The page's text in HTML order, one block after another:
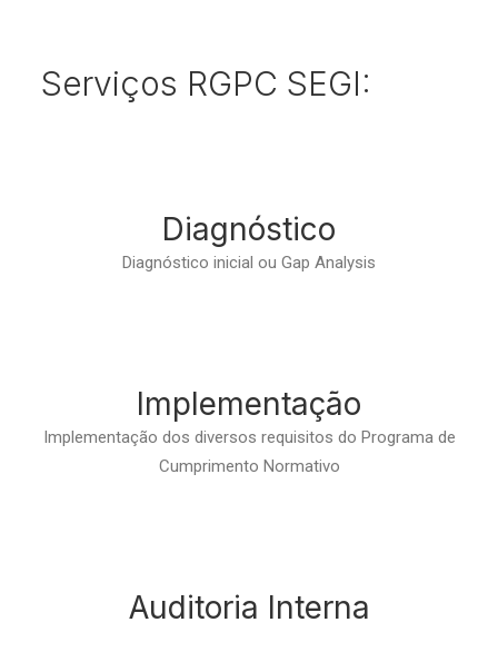
Serviços RGPC SEGI:
Diagnóstico
Diagnóstico inicial ou Gap Analysis
Implementação
Implementação dos diversos requisitos do Programa de
Cumprimento Normativo
Auditoria Interna